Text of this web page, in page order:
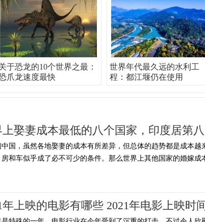
于恐龙的10个世界之最：
爪龙速度最快
世界年代最久远的水利工
程：都江堰仍在使用
娶妻成本最低的八个国家，印度居第八
国，虽然各地娶妻的成本有所差异，但总体的趋势都是成本
房和车似乎成了必不可少的条件。那么世界上其他国家的婚嫁成
年上映的电影有哪些 2021年电影上映时